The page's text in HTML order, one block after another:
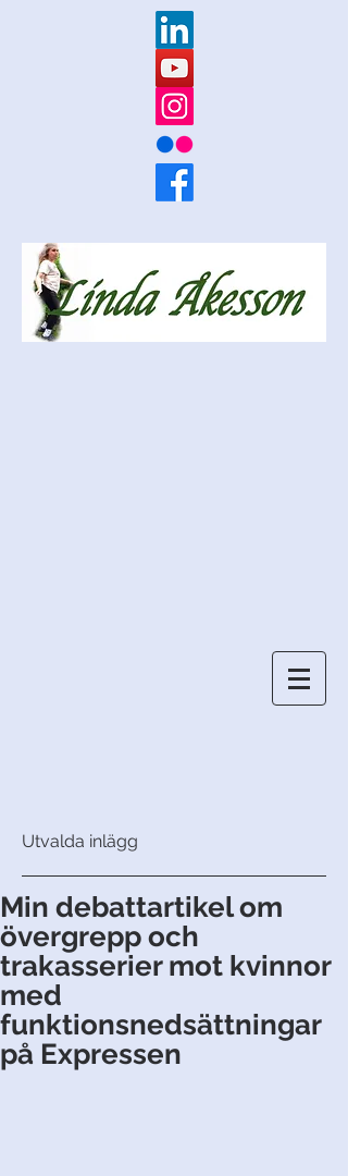
Utvalda inlägg
Min debattartikel om
övergrepp och
trakasserier mot kvinnor
med
funktionsnedsättningar
på Expressen